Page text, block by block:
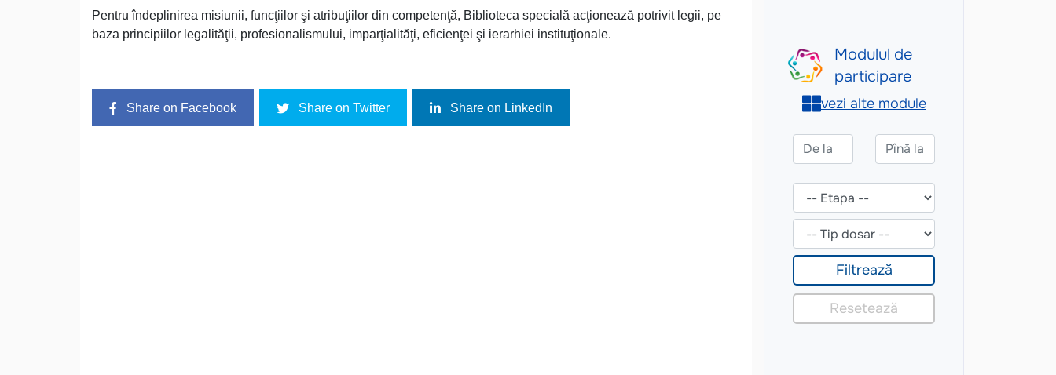
Pentru îndeplinirea misiunii, funcţiilor şi atribuţiilor din competenţă, Biblioteca specială acţionează potrivit legii, pe
baza principiilor legalităţii, profesionalismului, imparţialităţi, eficienţei şi ierarhiei instituţionale.
Share on Facebook Share on Twitter Share on LinkedIn